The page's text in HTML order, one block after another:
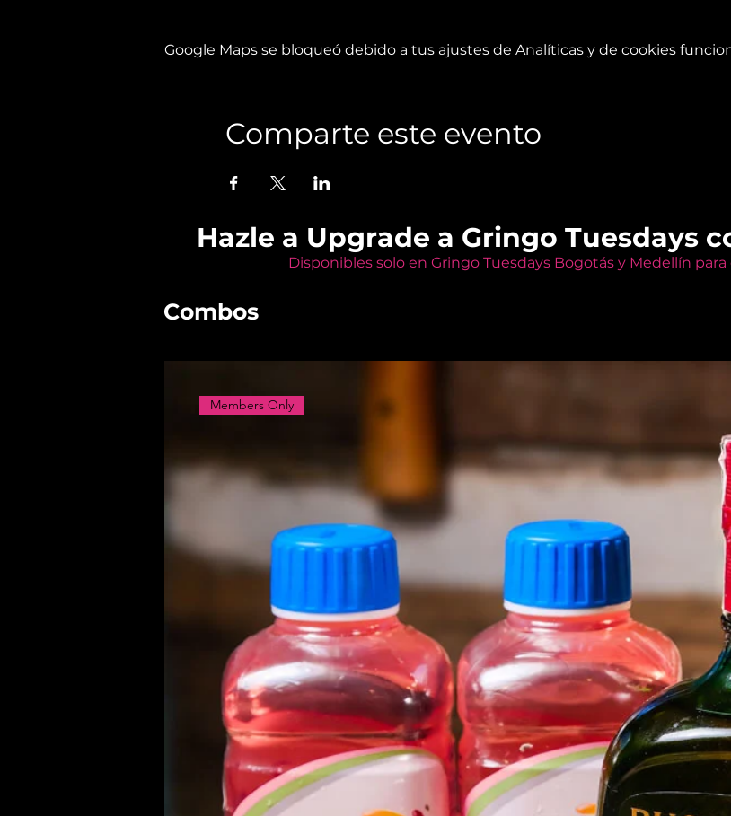
Google Maps se bloqueó debido a tus ajustes de Analíticas y de cookies
Comparte este evento
Hazle a Upgrade a Gringo Tuesdays
Disponibles solo en Gringo Tuesdays Bogotás y Medellín
Combos
Members Only